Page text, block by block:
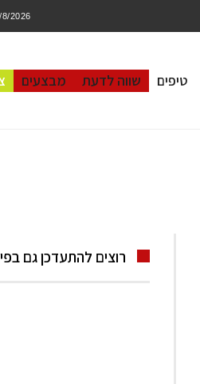
8/2026
טיפים שווה לדעת מבצעים
רוצים להתעדכן גם